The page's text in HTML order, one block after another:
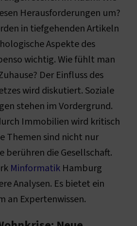
Herausforderungen um?
in tiefgehenden Artikeln
Aspekte des
wichtig. Wie fühlt man
Der Einfluss des
wird diskutiert. Soziale
stehen im Vordergrund.
Immobilien wird kritisch
Themen sind nicht nur
berühren die Gesellschaft.
Minformatik Hamburg
Analysen. Es bietet ein
an Expertenwissen.